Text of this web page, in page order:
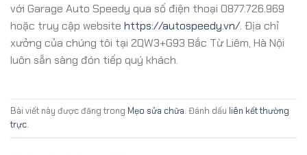
với Garage Auto Speedy qua số điện thoại 0877.726.969
hoặc truy cập website https://autospeedy.vn/. Địa chỉ
xưởng của chúng tôi tại 2QW3+G93 Bắc Từ Liêm, Hà Nội
luôn sẵn sàng đón tiếp quý khách.
Bài viết này được đăng trong Mẹo sửa chữa. Đánh dấu liên kết thường
trực.